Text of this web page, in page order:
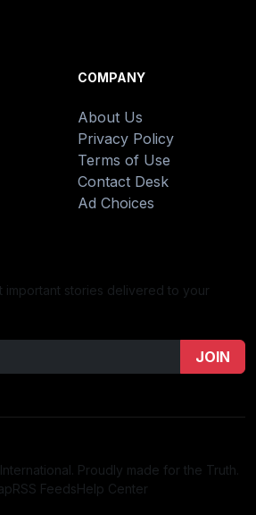
COMPANY
About Us
Privacy Policy
Terms of Use
Contact Desk
Ad Choices
important stories delivered to your
JOIN
Proudly made for the Truth.
RSS FeedsHelp Center